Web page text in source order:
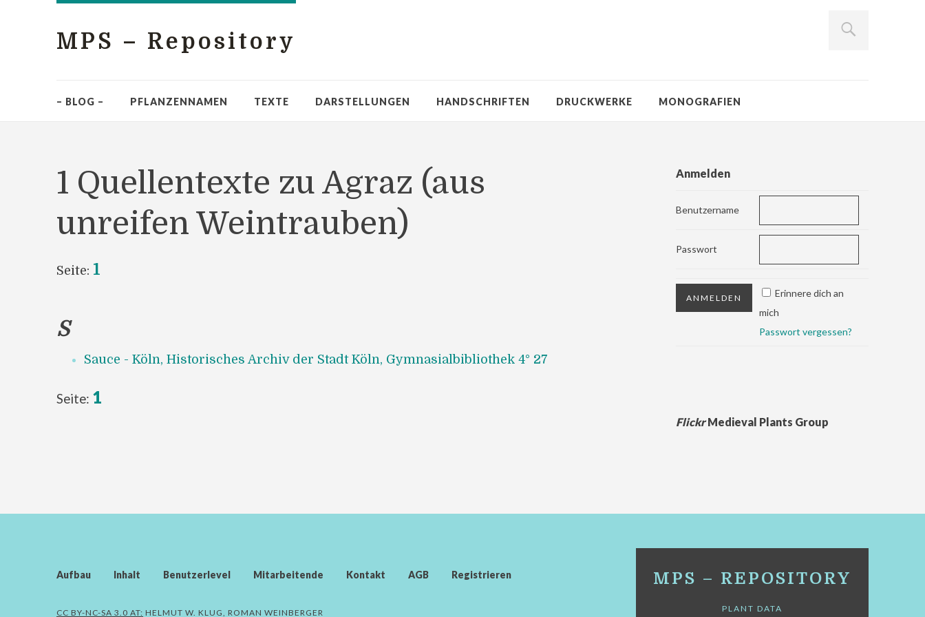
MPS – Repository
– BLOG – PFLANZENNAMEN TEXTE DARSTELLUNGEN HANDSCHRIFTEN DRUCKWERKE MONOGRAFIEN
1 Quellentexte zu Agraz (aus
unreifen Weintrauben)
Seite: 1
S
Sauce - Köln, Historisches Archiv der Stadt Köln, Gymnasialbibliothek 4° 27
Seite: 1
Anmelden
Benutzername
Passwort
Erinnere dich an
mich
Passwort vergessen?
FlickrMedieval Plants Group
Aufbau Inhalt Benutzerlevel Mitarbeitende Kontakt AGB Registrieren
CC BY-NC-SA 3.0 AT: HELMUT W. KLUG, ROMAN WEINBERGER
MPS – REPOSITORY
PLANT DATA